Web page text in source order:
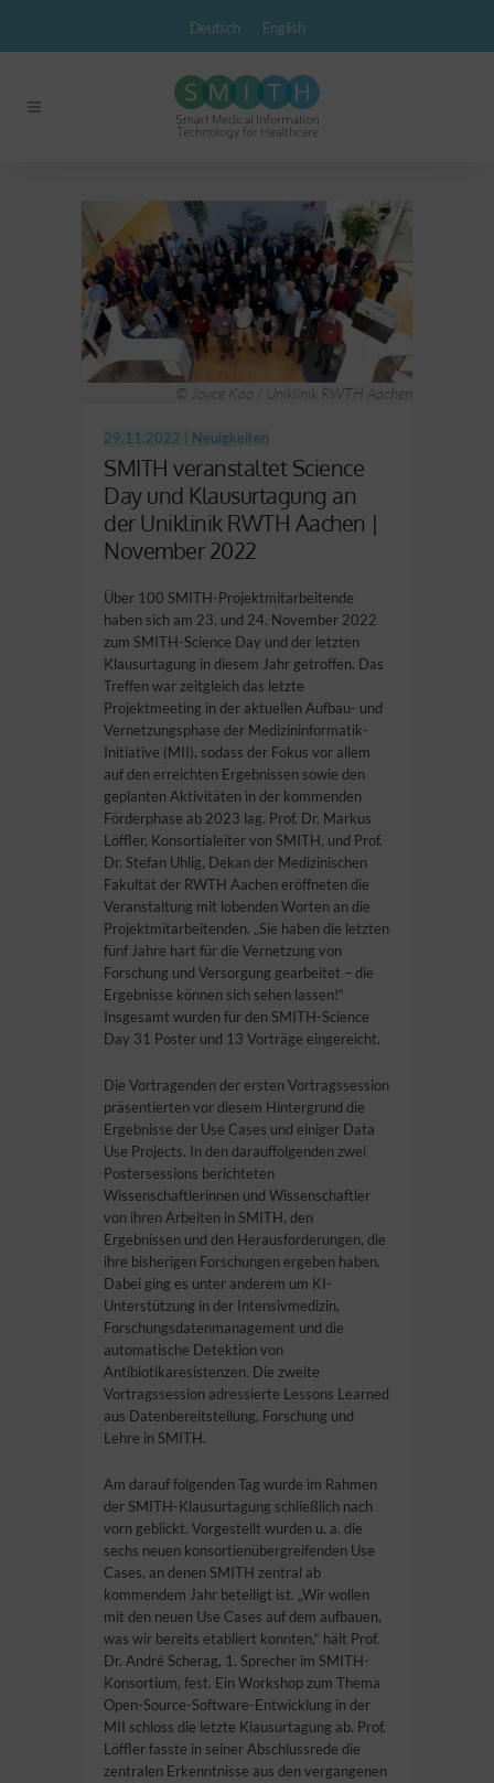
Deutsch English
© Joyce Kao / Uniklinik RWTH Aachen
29.11.2022 | Neuigkeiten
SMITH veranstaltet Science
Day und Klausurtagung an
der Uniklinik RWTH Aachen |
November 2022
Über 100 SMITH-Projektmitarbeitende
haben sich am 23. und 24. November 2022
zum SMITH-Science Day und der letzten
Klausurtagung in diesem Jahr getroffen. Das
Treffen war zeitgleich das letzte
Projektmeeting in der aktuellen Aufbau- und
Vernetzungsphase der Medizininformatik-
Initiative (MII), sodass der Fokus vor allem
auf den erreichten Ergebnissen sowie den
geplanten Aktivitäten in der kommenden
Förderphase ab 2023 lag. Prof. Dr. Markus
Löffler, Konsortialeiter von SMITH, und Prof.
Dr. Stefan Uhlig, Dekan der Medizinischen
Fakultät der RWTH Aachen eröffneten die
Veranstaltung mit lobenden Worten an die
Projektmitarbeitenden. „Sie haben die letzten
fünf Jahre hart für die Vernetzung von
Forschung und Versorgung gearbeitet – die
Ergebnisse können sich sehen lassen!“
Insgesamt wurden für den SMITH-Science
Day 31 Poster und 13 Vorträge eingereicht.
Die Vortragenden der ersten Vortragssession
präsentierten vor diesem Hintergrund die
Ergebnisse der Use Cases und einiger Data
Use Projects. In den darauffolgenden zwei
Postersessions berichteten
Wissenschaftlerinnen und Wissenschaftler
von ihren Arbeiten in SMITH, den
Ergebnissen und den Herausforderungen, die
ihre bisherigen Forschungen ergeben haben.
Dabei ging es unter anderem um KI-
Unterstützung in der Intensivmedizin,
Forschungsdatenmanagement und die
automatische Detektion von
Antibiotikaresistenzen. Die zweite
Vortragssession adressierte Lessons Learned
aus Datenbereitstellung, Forschung und
Lehre in SMITH.
Am darauf folgenden Tag wurde im Rahmen
der SMITH-Klausurtagung schließlich nach
vorn geblickt. Vorgestellt wurden u. a. die
sechs neuen konsortienübergreifenden Use
Cases, an denen SMITH zentral ab
kommendem Jahr beteiligt ist. „Wir wollen
mit den neuen Use Cases auf dem aufbauen,
was wir bereits etabliert konnten,“ hält Prof.
Dr. André Scherag, 1. Sprecher im SMITH-
Konsortium, fest. Ein Workshop zum Thema
Open-Source-Software-Entwicklung in der
MII schloss die letzte Klausurtagung ab. Prof.
Löffler fasste in seiner Abschlussrede die
zentralen Erkenntnisse aus den vergangenen